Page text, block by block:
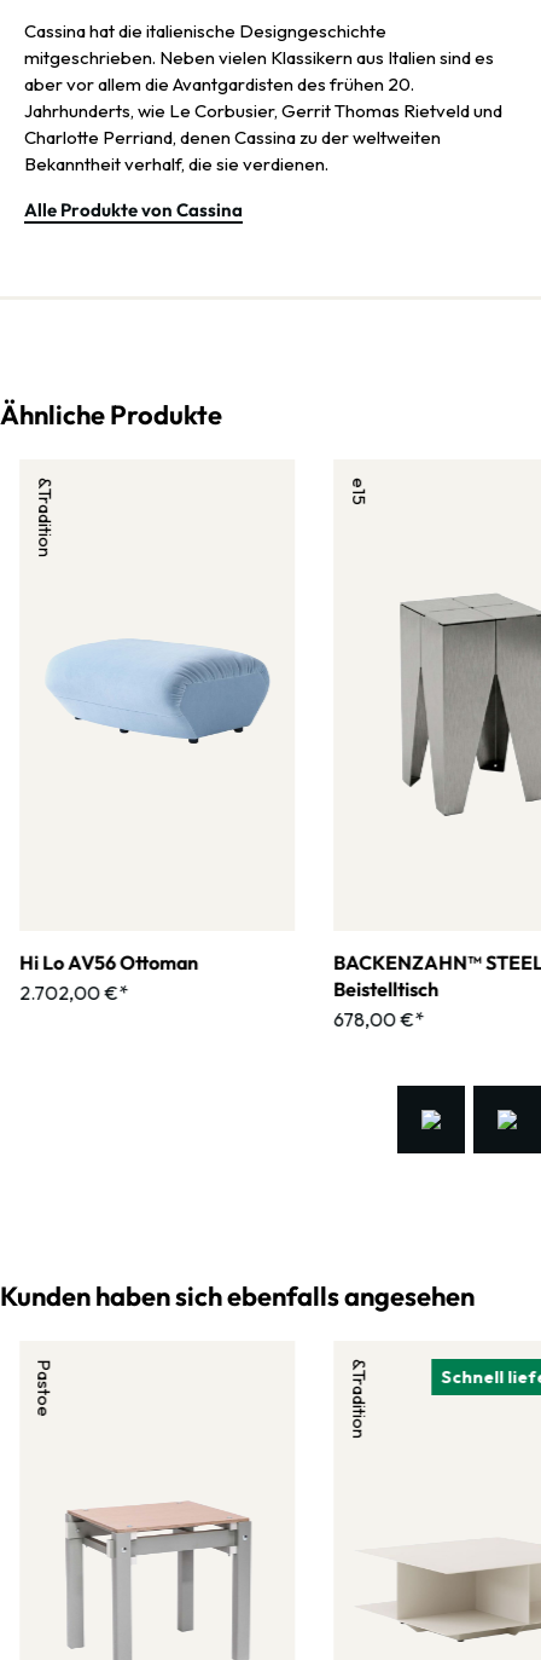
Cassina hat die italienische Designgeschichte
mitgeschrieben. Neben vielen Klassikern aus Italien sind es
aber vor allem die Avantgardisten des frühen 20.
Jahrhunderts, wie Le Corbusier, Gerrit Thomas Rietveld und
Charlotte Perriand, denen Cassina zu der weltweiten
Bekanntheit verhalf, die sie verdienen.
Alle Produkte von Cassina
Ähnliche Produkte
&Tradition
Hi Lo AV56 Ottoman
2.702,00 €*
e15
BACKENZAHN™
Beistelltisch
678,00 €*
Kunden haben sich ebenfalls angesehen
Pastoe Schnell
&Tradition